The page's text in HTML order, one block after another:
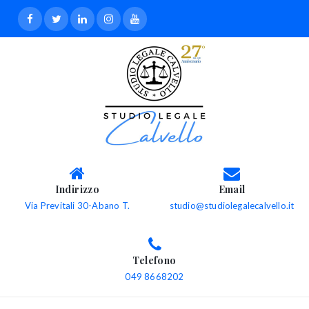
Indirizzo
Via Previtali 30-Abano T.
Email
studio@studiolegalecalvello.it
Telefono
049 8668202